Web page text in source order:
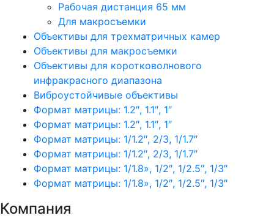
Рабочая дистанция 65 мм
Для макросъемки
Объективы для трехматричных камер
Объективы для макросъемки
Объективы для коротковолнового
инфракрасного диапазона
Виброустойчивые объективы
Формат матрицы: 1.2″, 1.1″, 1″
Формат матрицы: 1.2″, 1.1″, 1″
Формат матрицы: 1/1.2″, 2/3, 1/1.7″
Формат матрицы: 1/1.2″, 2/3, 1/1.7″
Формат матрицы: 1/1.8», 1/2″, 1/2.5″, 1/3″
Формат матрицы: 1/1.8», 1/2″, 1/2.5″, 1/3″
Компания